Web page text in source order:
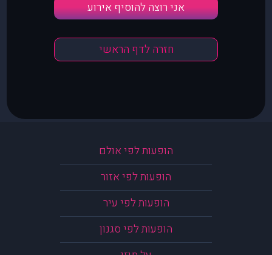
אני רוצה להוסיף אירוע
חזרה לדף הראשי
הופעות לפי אולם
הופעות לפי אזור
הופעות לפי עיר
הופעות לפי סגנון